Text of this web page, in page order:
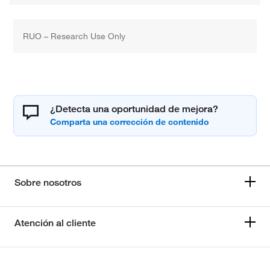
RUO – Research Use Only
¿Detecta una oportunidad de mejora?
Sobre nosotros
Atención al cliente